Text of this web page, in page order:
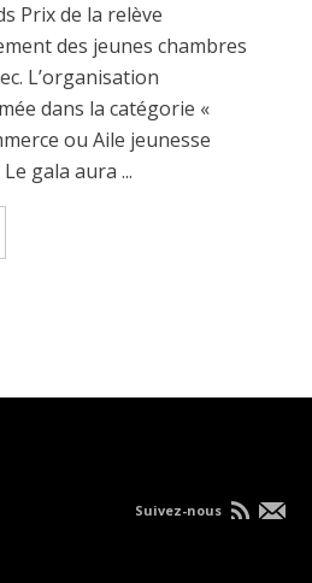
Prix de la relève
des jeunes chambres
L’organisation
dans la catégorie «
ou Aile jeunesse
gala aura ...
Suivez-nous